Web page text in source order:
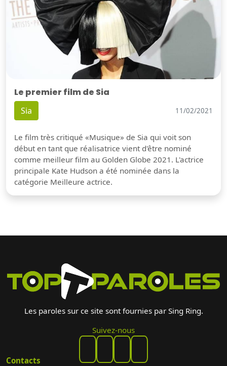
Le premier film de Sia
Sia 11/02/2021
Le film très critiqué «Musique» de Sia qui voit son
début en tant que réalisatrice vient d'être nominé
comme meilleur film au Golden Globe 2021. L'actrice
principale Kate Hudson a été nominée dans la
catégorie Meilleure actrice.
Les paroles sur ce site sont fournies par Sing Ring.
Suivez-nous
Contacts